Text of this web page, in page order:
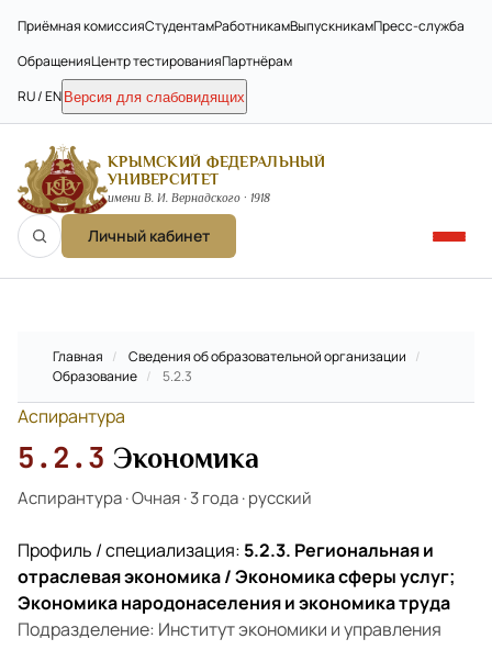
Приёмная комиссияСтудентамРаботникамВыпускникамПресс-служба
ОбращенияЦентр тестированияПартнёрам
RU / EN Версия для слабовидящих
КРЫМСКИЙ ФЕДЕРАЛЬНЫЙ
УНИВЕРСИТЕТ
имени В. И. Вернадского · 1918
Личный кабинет
Главная / Сведения об образовательной организации /
Образование / 5.2.3
Аспирантура
5.2.3 Экономика
Аспирантура·Очная·3 года·русский
Профиль / специализация: 5.2.3. Региональная и
отраслевая экономика / Экономика сферы услуг;
Экономика народонаселения и экономика труда
Подразделение: Институт экономики и управления